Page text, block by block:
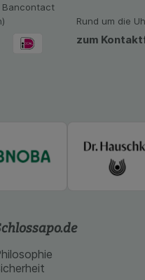
Bancontact
Rund um die
zum